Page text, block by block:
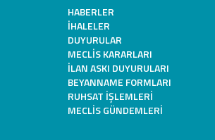
HABERLER
İHALELER
DUYURULAR
MECLIS KARARLARI
İLAN ASKI DUYURULARI
BEYANNAME FORMLARI
RUHSAT İŞLEMLERI
MECLIS GÜNDEMLERI